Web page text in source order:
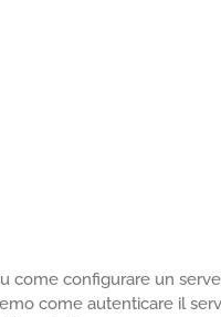
come configurare un
come autenticare il